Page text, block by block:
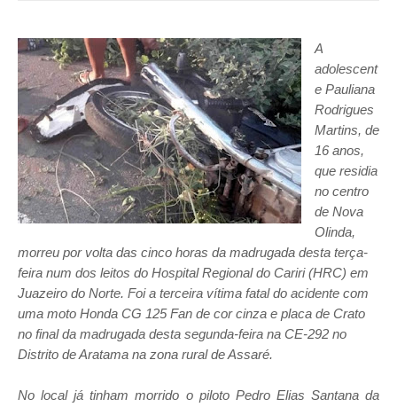
A
adolescent
e Pauliana
Rodrigues
Martins, de
16 anos,
que residia
no centro
de Nova
Olinda,
morreu por volta das cinco horas da madrugada desta terça-
feira num dos leitos do Hospital Regional do Cariri (HRC) em
Juazeiro do Norte. Foi a terceira vítima fatal do acidente com
uma moto Honda CG 125 Fan de cor cinza e placa de Crato
no final da madrugada desta segunda-feira na CE-292 no
Distrito de Aratama na zona rural de Assaré.
No local já tinham morrido o piloto Pedro Elias Santana da